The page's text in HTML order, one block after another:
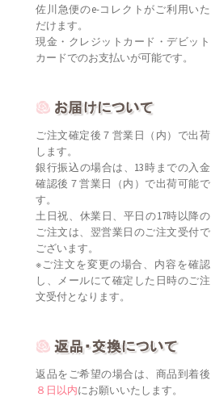
佐川急便のe-コレクトがご利用いた
だけます。
現金・クレジットカード・デビット
カードでのお支払いが可能です。
ご注文確定後７営業日（内）で出荷
します。
銀行振込の場合は、13時までの入金
確認後７営業日（内）で出荷可能で
す。
土日祝、休業日、平日の17時以降の
ご注文は、翌営業日のご注文受付で
ございます。
※ご注文を変更の場合、内容を確認
し、メールにて確定した日時のご注
文受付となります。
返品をご希望の場合は、商品到着後
８日以内にお願いいたします。